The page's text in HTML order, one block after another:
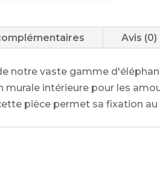
Avis (0)
notre vaste gamme
intérieure pour les
pièce permet sa fixation au